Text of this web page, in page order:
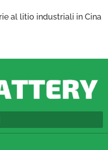
al litio industriali in Cina